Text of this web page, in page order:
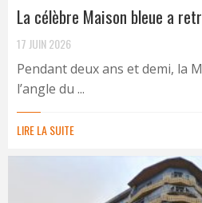
La célèbre Maison bleue a
17 JUIN 2026
Pendant deux ans et demi, la
l’angle du ...
LIRE LA SUITE